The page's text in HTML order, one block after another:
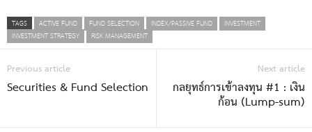
TAGS ACTIVE FUND FUND SELECTION INDEX/PASSIVE FUND
INVESTMENT
INVESTMENT STRATEGY
RISK MANAGEMENT
Previous article
Securities & Fund Selection
Next article
กลยุทธ์การเข้าลงทุน #1 : เงิน
ก้อน (Lump-sum)